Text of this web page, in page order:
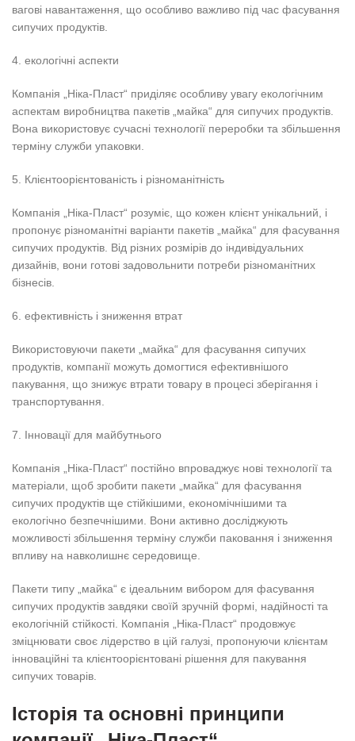
вагові навантаження, що особливо важливо під час фасування
сипучих продуктів.
4. екологічні аспекти
Компанія „Ніка-Пласт“ приділяє особливу увагу екологічним
аспектам виробництва пакетів „майка“ для сипучих продуктів.
Вона використовує сучасні технології переробки та збільшення
терміну служби упаковки.
5. Клієнтоорієнтованість і різноманітність
Компанія „Ніка-Пласт“ розуміє, що кожен клієнт унікальний, і
пропонує різноманітні варіанти пакетів „майка“ для фасування
сипучих продуктів. Від різних розмірів до індивідуальних
дизайнів, вони готові задовольнити потреби різноманітних
бізнесів.
6. ефективність і зниження втрат
Використовуючи пакети „майка“ для фасування сипучих
продуктів, компанії можуть домогтися ефективнішого
пакування, що знижує втрати товару в процесі зберігання і
транспортування.
7. Інновації для майбутнього
Компанія „Ніка-Пласт“ постійно впроваджує нові технології та
матеріали, щоб зробити пакети „майка“ для фасування
сипучих продуктів ще стійкішими, економічнішими та
екологічно безпечнішими. Вони активно досліджують
можливості збільшення терміну служби паковання і зниження
впливу на навколишнє середовище.
Пакети типу „майка“ є ідеальним вибором для фасування
сипучих продуктів завдяки своїй зручній формі, надійності та
екологічній стійкості. Компанія „Ніка-Пласт“ продовжує
зміцнювати своє лідерство в цій галузі, пропонуючи клієнтам
інноваційні та клієнтоорієнтовані рішення для пакування
сипучих товарів.
Історія та основні принципи